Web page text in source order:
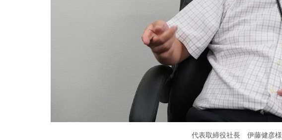
代表取締役社長 伊藤健彦様